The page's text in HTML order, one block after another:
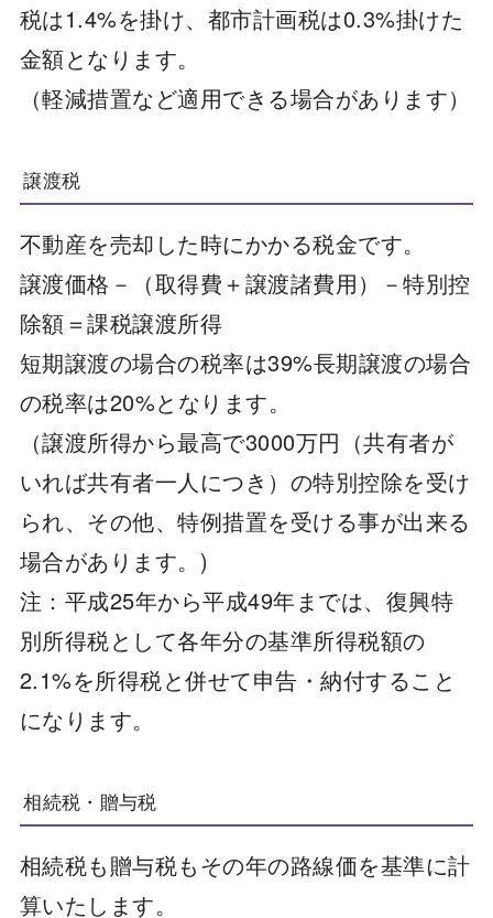
税は1.4%を掛け、都市計画税は0.3%掛けた
金額となります。
（軽減措置など適用できる場合があります）
譲渡税
不動産を売却した時にかかる税金です。
譲渡価格－（取得費＋譲渡諸費用）－特別控
除額＝課税譲渡所得
短期譲渡の場合の税率は39%長期譲渡の場合
の税率は20%となります。
（譲渡所得から最高で3000万円（共有者が
いれば共有者一人につき）の特別控除を受け
られ、その他、特例措置を受ける事が出来る
場合があります。)
注：平成25年から平成49年までは、復興特
別所得税として各年分の基準所得税額の
2.1%を所得税と併せて申告・納付すること
になります。
相続税・贈与税
相続税も贈与税もその年の路線価を基準に計
算いたします。